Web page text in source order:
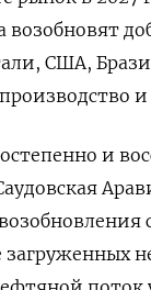
США,
и
и
загруженных